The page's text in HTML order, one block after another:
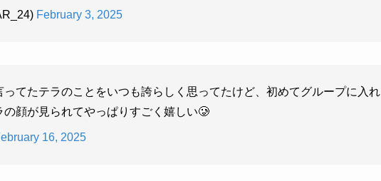
February 3, 2025
てたテラのことをいつも誇らしく思ってたけど、初めてグループに入れ
顔が見られてやっぱりすごく嬉しい🥲
16, 2025